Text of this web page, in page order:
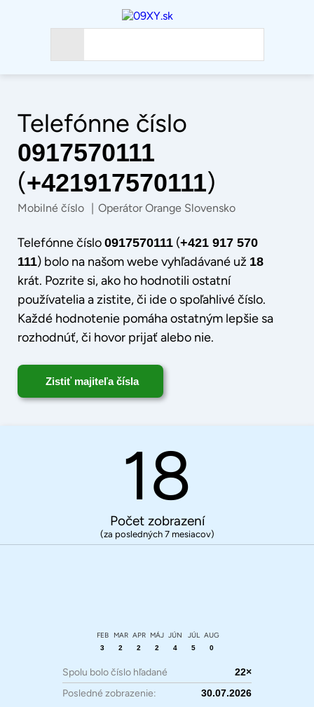
Telefónne číslo
0917570111
(+421917570111)
Mobilné číslo | Operátor Orange Slovensko
Telefónne číslo 0917570111(+421 917 570
111) bolo na našom webe vyhľadávané už 18
krát. Pozrite si, ako ho hodnotili ostatní
používatelia a zistite, či ide o spoľahlivé číslo.
Každé hodnotenie pomáha ostatným lepšie sa
rozhodnúť, či hovor prijať alebo nie.
Zistiť majiteľa čísla
18
Počet zobrazení
(za posledných 7 mesiacov)
FEB
3
MAR
2
APR
2
MÁJ
2
JÚN
4
JÚL
5
AUG
0
Spolu bolo číslo hľadané 22×
Posledné zobrazenie: 30.07.2026